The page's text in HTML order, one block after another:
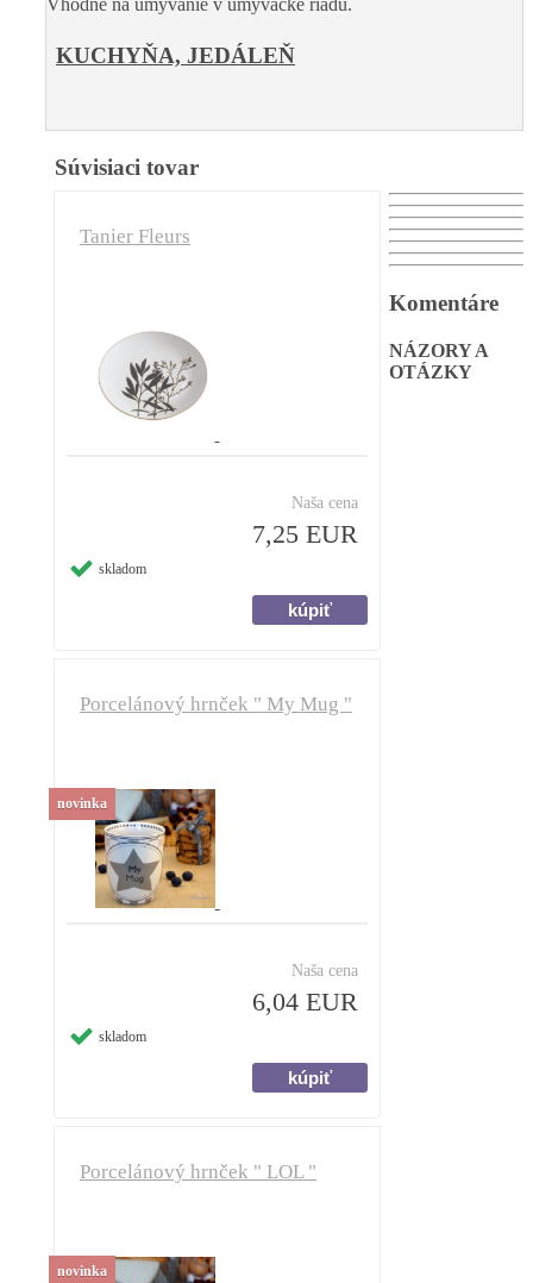
Vhodné na umývanie v umývačke riadu.
KUCHYŇA, JEDÁLEŇ
Súvisiaci tovar
Tanier Fleurs
Naša cena
7,25 EUR
skladom
Porcelánový hrnček " My Mug "
Naša cena
6,04 EUR
skladom
novinka
Porcelánový hrnček " LOL "
novinka
Komentáre
NÁZORY A
OTÁZKY